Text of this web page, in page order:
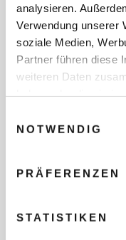
analysieren.
Verwendung unserer
soziale Medien,
Partner führen diese
weiteren Daten
NOTWENDIG
PRÄFERENZEN
STATISTIKEN
ANZAHL
TEILNEHMER